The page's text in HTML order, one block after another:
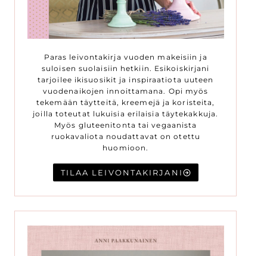
Paras leivontakirja vuoden makeisiin ja
suloisen suolaisiin hetkiin. Esikoiskirjani
tarjoilee ikisuosikit ja inspiraatiota uuteen
vuodenaikojen innoittamana. Opi myös
tekemään täytteitä, kreemejä ja koristeita,
joilla toteutat lukuisia erilaisia täytekakkuja.
Myös gluteenitonta tai vegaanista
ruokavaliota noudattavat on otettu
huomioon.
TILAA LEIVONTAKIRJANI